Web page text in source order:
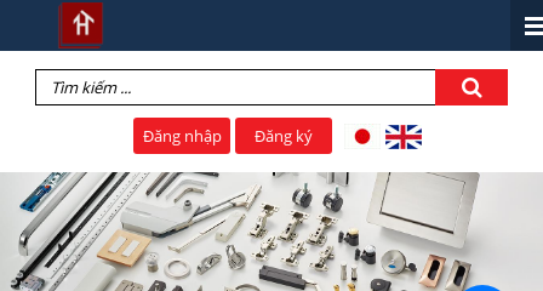
Đăng nhập Đăng ký